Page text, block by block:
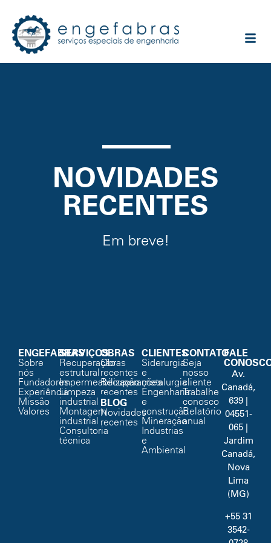
NOVIDADES
RECENTES
Em breve!
ENGEFABRAS
Sobre
nós
Fundadores
Experiência
Missão
Valores
SERVIÇOS
Recuperação
estrutural
Impermeabilização
Limpeza
industrial
Montagem
industrial
Consultoria
técnica
OBRAS
Obras
recentes
Recuperações
recentes
NÃO REMOVER
BLOG
Novidades
recentes
CLIENTES
Siderurgia
e
metalurgia
Engenharia
e
construção
Mineração
Industrias
e
Ambiental
CONTATO
Seja
nosso
cliente
Trabalhe
conosco
Relatório
anual
FALE
Av.
Canadá,
639 |
04551-
065 |
Jardim
Canadá,
Nova
Lima
(MG)
+55 31
3542-